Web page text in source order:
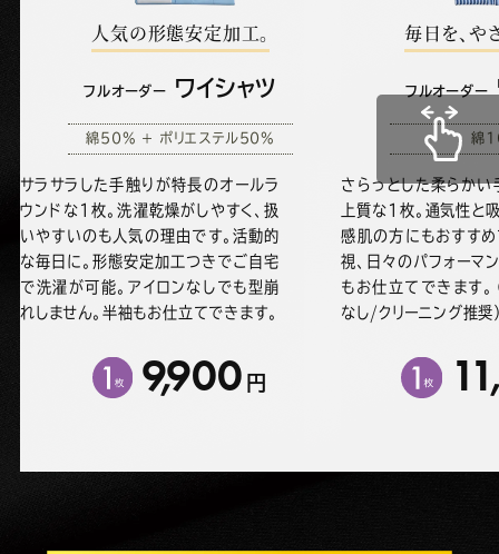
人気の形態安定加工。
フルオーダー ワイシャツ
綿50% + ポリエステル50%
サラサラした手触りが特長のオールラ
ウンドな1枚。洗濯乾燥がしやすく、扱
いやすいのも人気の理由です。活動的
な毎日に。形態安定加工つきでご自宅
で洗濯が可能。アイロンなしでも型崩
れしません。半袖もお仕立てできます。
9,900 円
毎日を、や
フルオーダー
綿
さらっとした柔らか
上質な1枚。通気性と
感肌の方にもおすすめ
視、日々のパフォーマ
もお仕立てできます
なし/クリーニング推奨
11,